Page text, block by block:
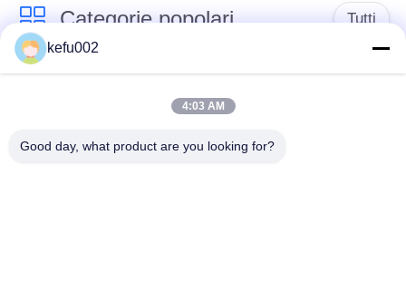
Categorie popolari Tutti
Batteria profonda del
ciclo LiFePo4
Batteria ricaricabile
Batteria solare
kefu002
4:03 AM
Good day, what product are you looking for?